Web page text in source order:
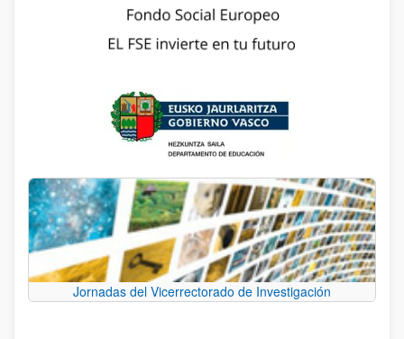
Jornadas del Vicerrectorado de Investigación